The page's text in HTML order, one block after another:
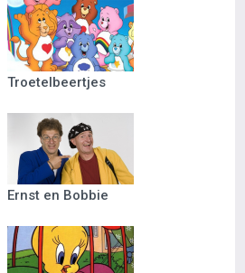
Troetelbeertjes
Ernst en Bobbie